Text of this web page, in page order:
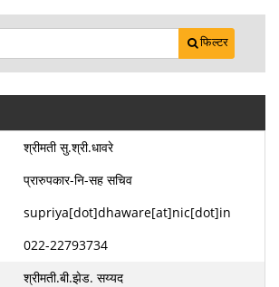
फिल्टर
श्रीमती सु.श्री.धावरे
प्रारुपकार-नि-सह सचिव
supriya[dot]dhaware[at]nic[dot]in
022-22793734
श्रीमती.बी.झेड. सय्यद